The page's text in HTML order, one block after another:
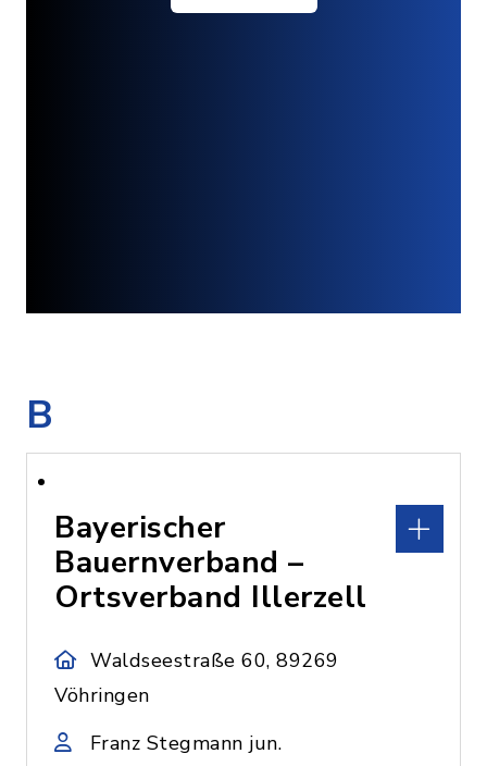
B
Bayerischer
Bauernverband –
Ortsverband Illerzell
Waldseestraße 60, 89269
Vöhringen
Franz Stegmann jun.